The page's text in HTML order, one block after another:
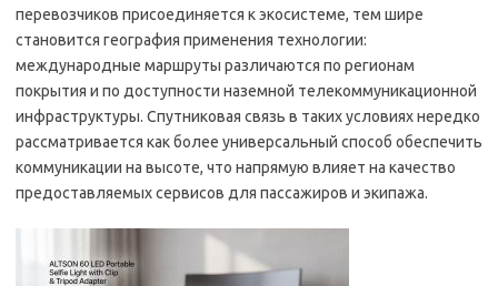
перевозчиков присоединяется к экосистеме, тем шире
становится география применения технологии:
международные маршруты различаются по регионам
покрытия и по доступности наземной телекоммуникационной
инфраструктуры. Спутниковая связь в таких условиях нередко
рассматривается как более универсальный способ обеспечить
коммуникации на высоте, что напрямую влияет на качество
предоставляемых сервисов для пассажиров и экипажа.